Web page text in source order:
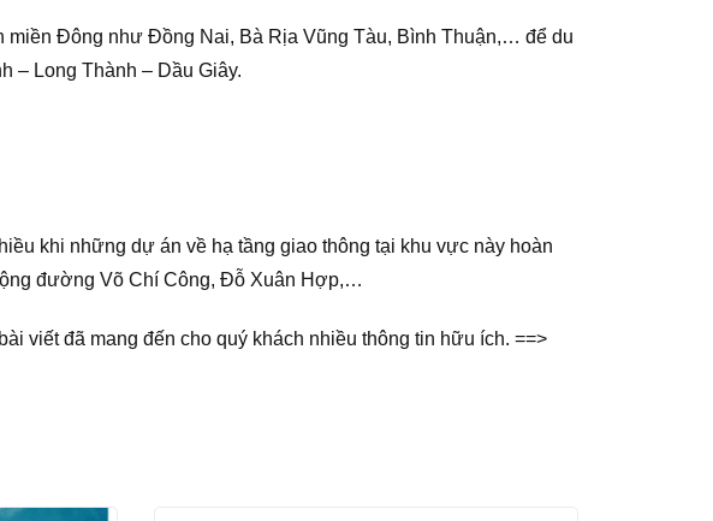
miền Đông như Đồng Nai, Bà Rịa Vũng Tàu, Bình Thuận,… để du
– Long Thành – Dầu Giây.
khi những dự án về hạ tầng giao thông tại khu vực này hoàn
đường Võ Chí Công, Đỗ Xuân Hợp,…
viết đã mang đến cho quý khách nhiều thông tin hữu ích. ==>